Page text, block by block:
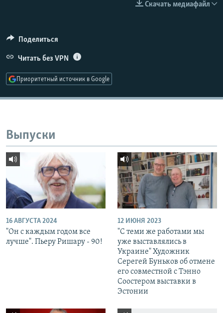
Скачать медиафайл
Поделиться
Читать без VPN
Приоритетный источник в Google
Выпуски
16 АВГУСТА 2024
"Он с каждым годом все
лучше". Пьеру Ришару - 90!
12 ИЮНЯ 2023
"С теми же работами мы
уже выставлялись в
Украине" Художник
Серегей Буньков об отмене
его совместной с Тэнно
Соостером выставки в
Эстонии